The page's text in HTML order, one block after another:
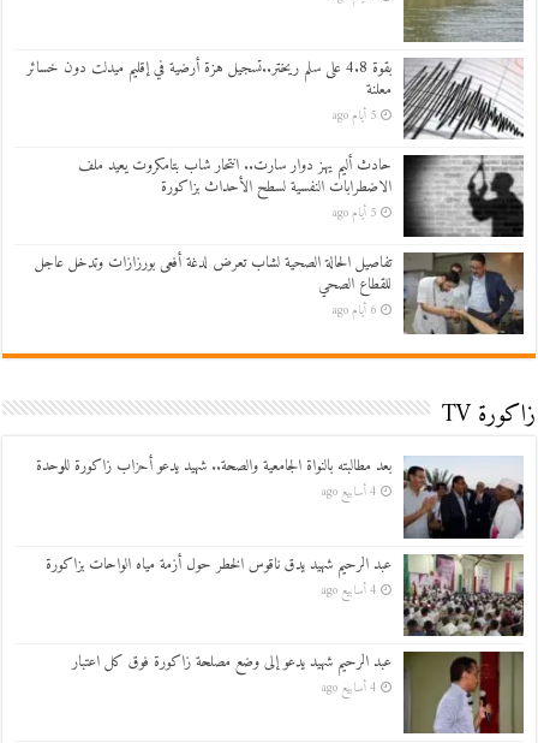
بقوة 4.8 على سلم ريختر..تسجيل هزة أرضية في إقليم ميدلت دون خسائر
معلنة
5 أيام ago
حادث أليم يهز دوار سارت.. انتحار شاب بتامكروت يعيد ملف
الاضطرابات النفسية لسطح الأحداث بزاكورة
5 أيام ago
تفاصيل الحالة الصحية لشاب تعرض لدغة أفعى بورزازات وتدخل عاجل
للقطاع الصحي
6 أيام ago
زاكورة TV
بعد مطالبته بالنواة الجامعية والصحة.. شهيد يدعو أحزاب زاكورة للوحدة
4 أسابيع ago
عبد الرحيم شهيد يدق ناقوس الخطر حول أزمة مياه الواحات بزاكورة
4 أسابيع ago
عبد الرحيم شهيد يدعو إلى وضع مصلحة زاكورة فوق كل اعتبار
4 أسابيع ago